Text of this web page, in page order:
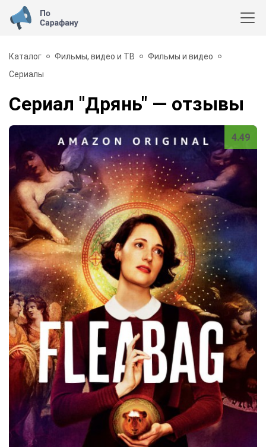
Каталог Фильмы, видео и ТВ
Фильмы и видео
Сериалы
Сериал "Дрянь" — отзывы
4.49